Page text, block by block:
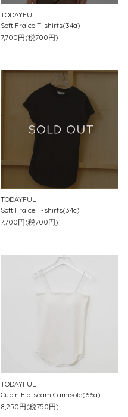
TODAYFUL
Soft Fraice T-shirts(34a)
7,700円(税700円)
TODAYFUL
Soft Fraice T-shirts(34c)
7,700円(税700円)
TODAYFUL
Cupin Flatseam Camisole(66a)
8,250円(税750円)